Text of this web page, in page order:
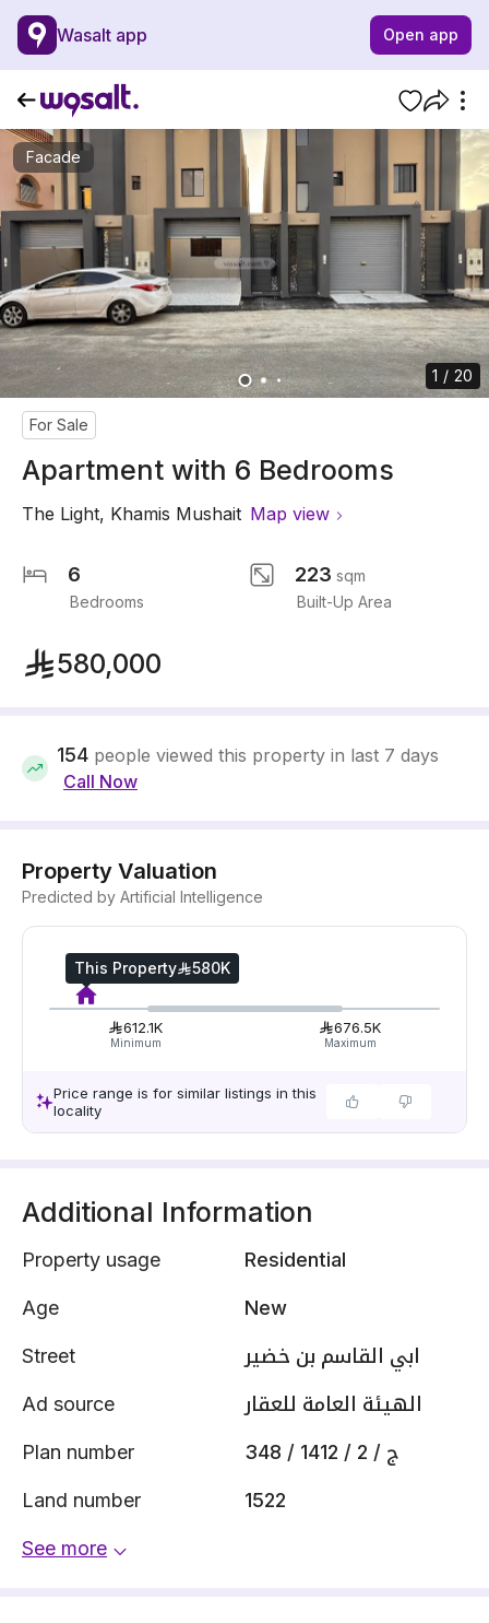
Wasalt app Open app
Facade
1 / 20
For Sale
Apartment with 6 Bedrooms
The Light, Khamis Mushait Map view
6
Bedrooms
223 sqm
Built-Up Area
580,000
154 people viewed this property in last 7 days
Call Now
Property Valuation
Predicted by Artificial Intelligence
This Property 580K
612.1K
Minimum
676.5K
Maximum
Price range is for similar listings in this
locality
Additional Information
Property usage Residential
Age New
Street ابي القاسم بن خضير
Ad source الهيئة العامة للعقار
Plan number 348 / 1412 / ج / 2
Land number 1522
See more